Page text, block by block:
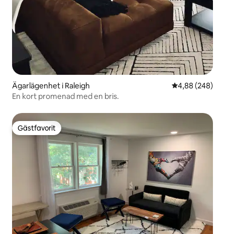
Ägarlägenhet i Raleigh 4,88 av 5 i
4,88 (248)
En kort promenad med en bris.
Gästfavorit
Gästfavorit